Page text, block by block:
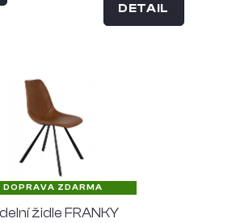
DETAIL
DOPRAVA ZDARMA
židle FRANKY